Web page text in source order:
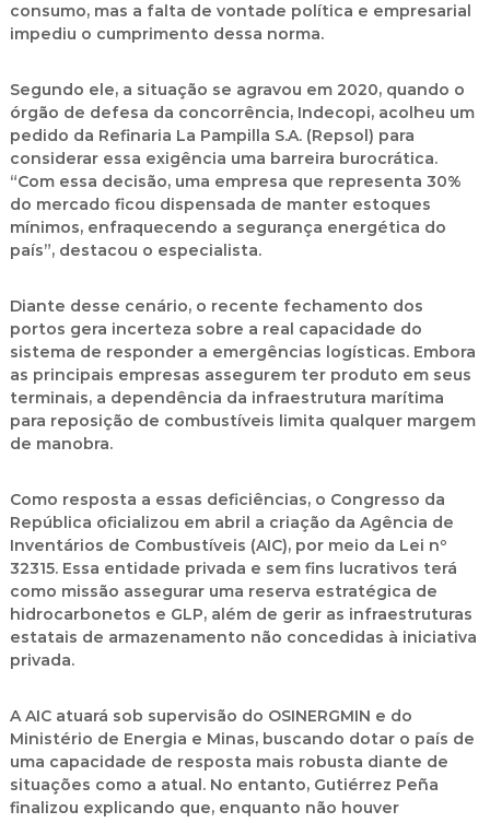
consumo, mas a falta de vontade política e empresarial
impediu o cumprimento dessa norma.
Segundo ele, a situação se agravou em 2020, quando o
órgão de defesa da concorrência, Indecopi, acolheu um
pedido da Refinaria La Pampilla S.A. (Repsol) para
considerar essa exigência uma barreira burocrática.
“Com essa decisão, uma empresa que representa 30%
do mercado ficou dispensada de manter estoques
mínimos, enfraquecendo a segurança energética do
país”, destacou o especialista.
Diante desse cenário, o recente fechamento dos
portos gera incerteza sobre a real capacidade do
sistema de responder a emergências logísticas. Embora
as principais empresas assegurem ter produto em seus
terminais, a dependência da infraestrutura marítima
para reposição de combustíveis limita qualquer margem
de manobra.
Como resposta a essas deficiências, o Congresso da
República oficializou em abril a criação da Agência de
Inventários de Combustíveis (AIC), por meio da Lei nº
32315. Essa entidade privada e sem fins lucrativos terá
como missão assegurar uma reserva estratégica de
hidrocarbonetos e GLP, além de gerir as infraestruturas
estatais de armazenamento não concedidas à iniciativa
privada.
A AIC atuará sob supervisão do OSINERGMIN e do
Ministério de Energia e Minas, buscando dotar o país de
uma capacidade de resposta mais robusta diante de
situações como a atual. No entanto, Gutiérrez Peña
finalizou explicando que, enquanto não houver